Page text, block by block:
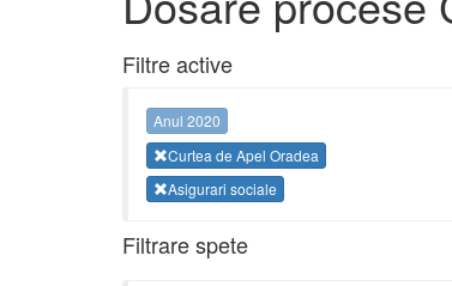
Filtre active
Anul 2020
Curtea de Apel Oradea
Asigurari sociale
Filtrare spete